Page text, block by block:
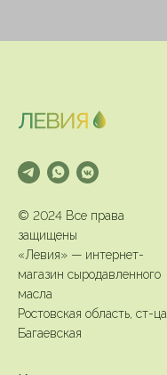
© 2024 Все права
защищены
«Левия» — интернет-
магазин сыродавленного
масла
Ростовская область, ст-ца
Багаевская